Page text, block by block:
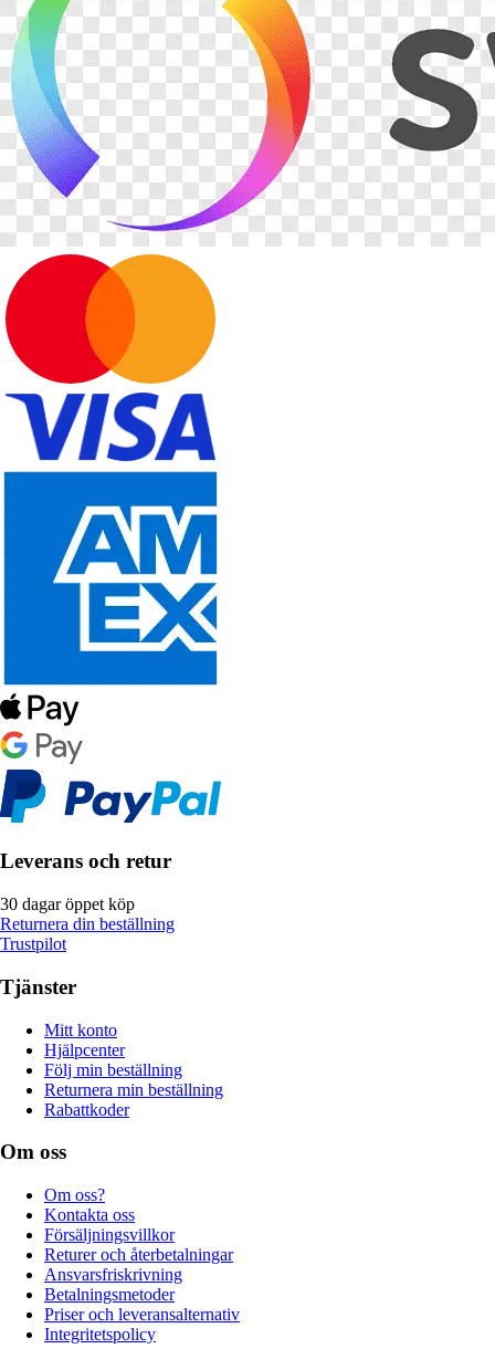
Leverans och retur
30 dagar öppet köp
Returnera din beställning
Trustpilot
Tjänster
Mitt konto
Hjälpcenter
Följ min beställning
Returnera min beställning
Rabattkoder
Om oss
Om oss?
Kontakta oss
Försäljningsvillkor
Returer och återbetalningar
Ansvarsfriskrivning
Betalningsmetoder
Priser och leveransalternativ
Integritetspolicy